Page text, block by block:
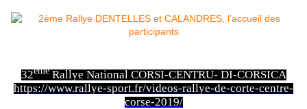
32èmeRallye National CORSI-CENTRU- DI-CORSICA
https://www.rallye-sport.fr/videos-rallye-de-corte-centre-
corse-2019/